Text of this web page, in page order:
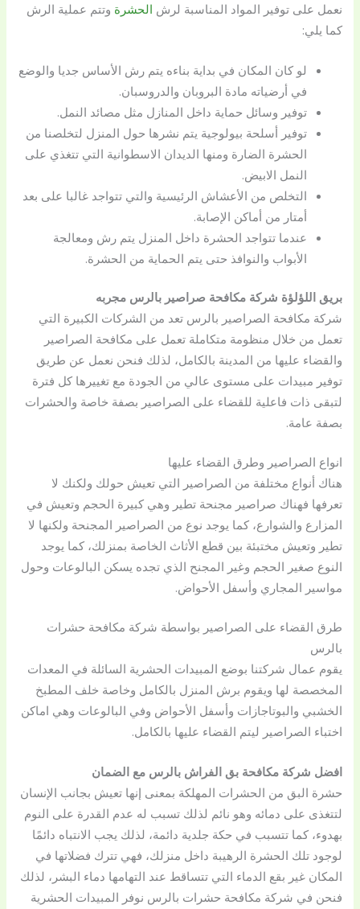
نعمل على توفير المواد المناسبة لرش الحشرة وتتم عملية الرش
كما يلي:
لو كان المكان في بداية بناءه يتم رش الأساس جديا والوضع
في أرضياته مادة البروبان والدروسبان.
توفير وسائل حماية داخل المنازل مثل مصائد النمل.
توفير أسلحة بيولوجية يتم نشرها حول المنزل لتخلصنا من
الحشرة الضارة ومنها الديدان الاسطوانية التي تتغذي على
النمل الابيض.
التخلص من الأعشاش الرئيسية والتي تتواجد غالبا على بعد
أمتار من أماكن الإصابة.
عندما تتواجد الحشرة داخل المنزل يتم رش ومعالجة
الأبواب والنوافذ حتى يتم الحماية من الحشرة.
بريق اللؤلؤة شركة مكافحة صراصير بالرس مجربه
شركة مكافحة الصراصير بالرس تعد من الشركات الكبيرة التي
تعمل من خلال منظومة متكاملة تعمل على مكافحة الصراصير
والقضاء عليها من المدينة بالكامل، لذلك فنحن نعمل عن طريق
توفير مبيدات على مستوى عالي من الجودة مع تغييرها كل فترة
لتبقى ذات فاعلية للقضاء على الصراصير بصفة خاصة والحشرات
بصفة عامة.
انواع الصراصير وطرق القضاء عليها
هناك أنواع مختلفة من الصراصير التي تعيش حولك ولكنك لا
تعرفها فهناك صراصير مجنحة تطير وهي كبيرة الحجم وتعيش في
المزارع والشوارع، كما يوجد نوع من الصراصير المجنحة ولكنها لا
تطير وتعيش مختبئة بين قطع الأثاث الخاصة بمنزلك، كما يوجد
النوع صغير الحجم وغير المجنح الذي تجده يسكن البالوعات وحول
مواسير المجاري وأسفل الأحواض.
طرق القضاء على الصراصير بواسطة شركة مكافحة حشرات
بالرس
يقوم عمال شركتنا بوضع المبيدات الحشرية السائلة في المعدات
المخصصة لها ويقوم برش المنزل بالكامل وخاصة خلف المطبخ
الخشبي والبوتاجازات وأسفل الأحواض وفي البالوعات وهي اماكن
اختباء الصراصير ليتم القضاء عليها بالكامل.
افضل شركة مكافحة بق الفراش بالرس مع الضمان
حشرة البق من الحشرات المهلكة بمعنى إنها تعيش بجانب الإنسان
لتتغذى على دمائه وهو نائم لذلك تسبب له عدم القدرة على النوم
بهدوء، كما تتسبب في حكة جلدية دائمة، لذلك يجب الانتباه دائمًا
لوجود تلك الحشرة الرهيبة داخل منزلك، فهي تترك فضلاتها في
المكان غير بقع الدماء التي تتساقط عند التهامها دماء البشر، لذلك
فنحن في شركة مكافحة حشرات بالرس نوفر المبيدات الحشرية